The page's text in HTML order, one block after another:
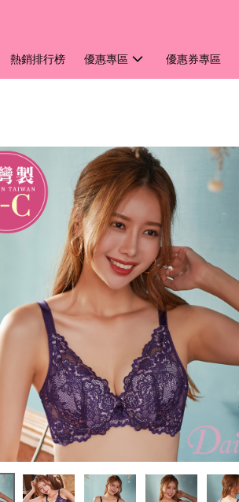
熱銷排行榜 優惠專區 優惠券專區